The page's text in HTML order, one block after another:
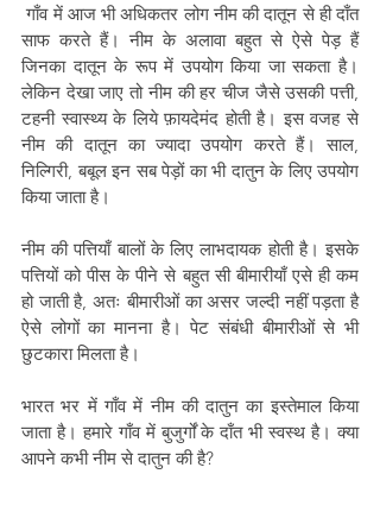
गाँव में आज भी अधिकतर लोग नीम की दातून से ही दाँत
साफ करते हैं। नीम के अलावा बहुत से ऐसे पेड़ हैं
जिनका दातून के रूप में उपयोग किया जा सकता है।
लेकिन देखा जाए तो नीम की हर चीज जैसे उसकी पत्ती,
टहनी स्वास्थ्य के लिये फ़ायदेमंद होती है। इस वजह से
नीम की दातून का ज्यादा उपयोग करते हैं। साल,
निल्गिरी, बबूल इन सब पेड़ों का भी दातुन के लिए उपयोग
किया जाता है।
नीम की पत्तियाँ बालों के लिए लाभदायक होती है। इसके
पत्तियों को पीस के पीने से बहुत सी बीमारीयाँ एसे ही कम
हो जाती है, अतः बीमारीओं का असर जल्दी नहीं पड़ता है
ऐसे लोगों का मानना है। पेट संबंधी बीमारीओं से भी
छुटकारा मिलता है।
भारत भर में गाँव में नीम की दातुन का इस्तेमाल किया
जाता है। हमारे गाँव में बुजुर्गों के दाँत भी स्वस्थ है। क्या
आपने कभी नीम से दातुन की है?